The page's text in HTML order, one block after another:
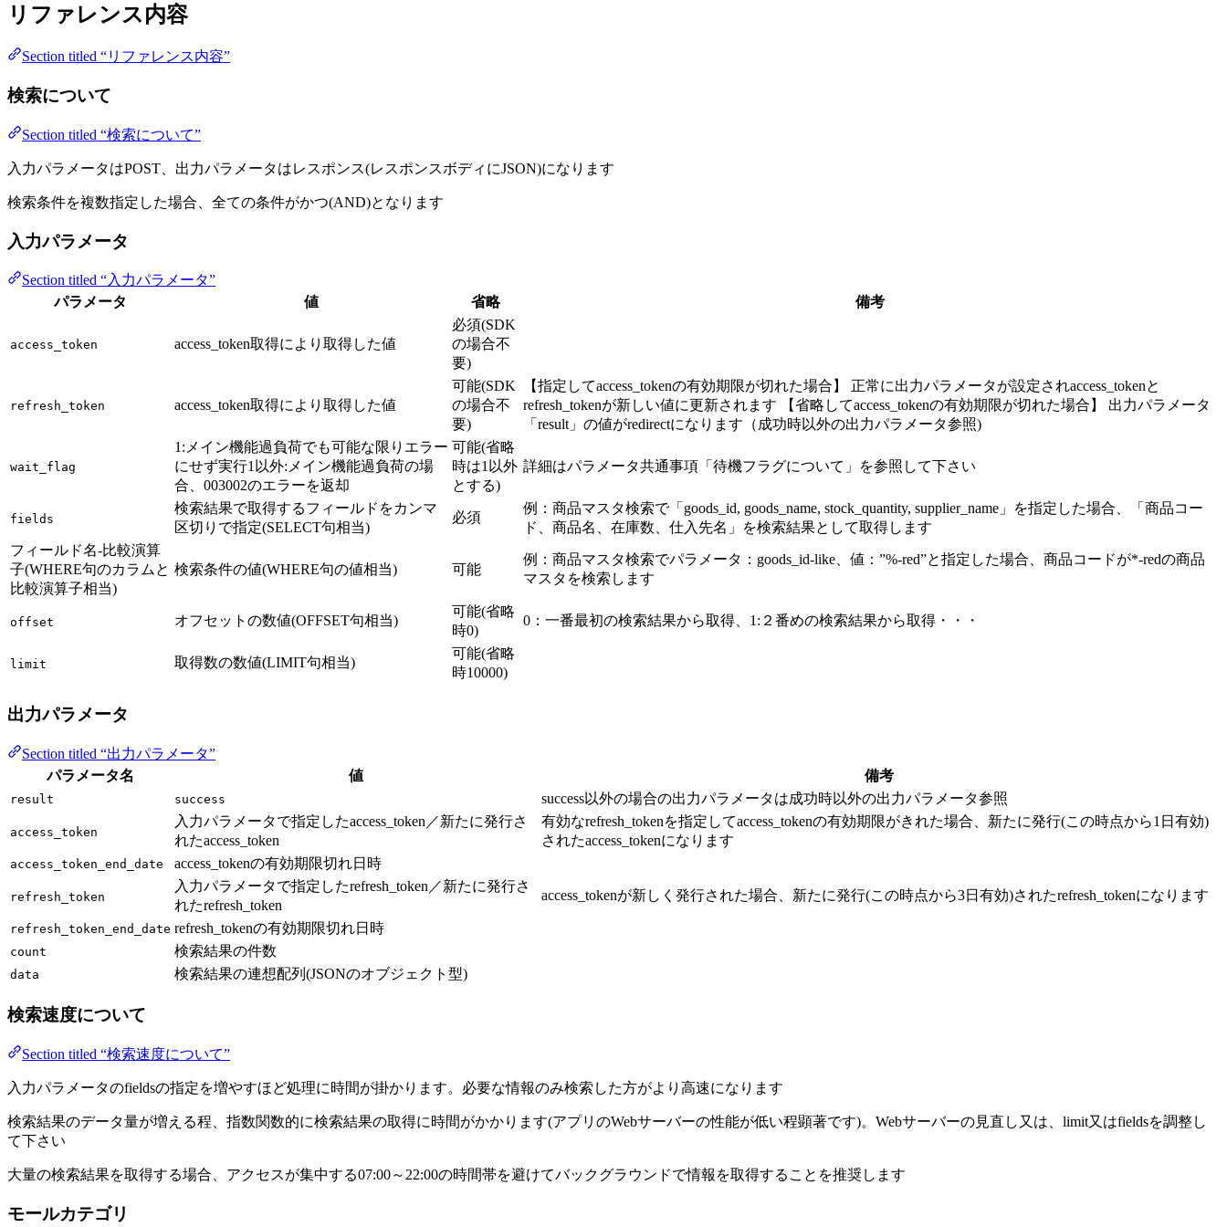
リファレンス内容
Section titled “リファレンス内容”
検索について
Section titled “検索について”
入力パラメータはPOST、出力パラメータはレスポンス(レスポンスボディにJSON)になります
検索条件を複数指定した場合、全ての条件がかつ(AND)となります
入力パラメータ
Section titled “入力パラメータ”
パラメータ
値 省略 備考
access_token access_token取得により取得した値
必須(SDK
の場合不
要)
refresh_token access_token取得により取得した値
可能(SDK
の場合不
要)
【指定してaccess_tokenの有効期限が切れた場合】 正常に出力パラメータが設定されaccess_tokenと
refresh_tokenが新しい値に更新されます 【省略してaccess_tokenの有効期限が切れた場合】 出力パラメータ
「result」の値がredirectになります（成功時以外の出力パラメータ参照)
wait_flag
1:メイン機能過負荷でも可能な限りエラー
にせず実行1以外:メイン機能過負荷の場
合、003002のエラーを返却
可能(省略
時は1以外
とする)
詳細はパラメータ共通事項「待機フラグについて」を参照して下さい
fields
検索結果で取得するフィールドをカンマ
区切りで指定(SELECT句相当)
必須
例：商品マスタ検索で「goods_id, goods_name, stock_quantity, supplier_name」を指定した場合、「商品コー
ド、商品名、在庫数、仕入先名」を検索結果として取得します
フィールド名-比較演算
子(WHERE句のカラムと
比較演算子相当)
検索条件の値(WHERE句の値相当) 可能
例：商品マスタ検索でパラメータ：goods_id-like、値：”%-red”と指定した場合、商品コードが*-redの商品
マスタを検索します
offset オフセットの数値(OFFSET句相当)
可能(省略
時0)
0：一番最初の検索結果から取得、1:２番めの検索結果から取得・・・
limit 取得数の数値(LIMIT句相当)
可能(省略
時10000)
出力パラメータ
Section titled “出力パラメータ”
パラメータ名
値 備考
result success success以外の場合の出力パラメータは成功時以外の出力パラメータ参照
access_token
入力パラメータで指定したaccess_token／新たに発行さ
れたaccess_token
有効なrefresh_tokenを指定してaccess_tokenの有効期限がきれた場合、新たに発行(この時点から1日有効)
されたaccess_tokenになります
access_token_end_date access_tokenの有効期限切れ日時
refresh_token
入力パラメータで指定したrefresh_token／新たに発行さ
れたrefresh_token
access_tokenが新しく発行された場合、新たに発行(この時点から3日有効)されたrefresh_tokenになります
refresh_token_end_date refresh_tokenの有効期限切れ日時
count 検索結果の件数
data 検索結果の連想配列(JSONのオブジェクト型)
検索速度について
Section titled “検索速度について”
入力パラメータのfieldsの指定を増やすほど処理に時間が掛かります。必要な情報のみ検索した方がより高速になります
検索結果のデータ量が増える程、指数関数的に検索結果の取得に時間がかかります(アプリのWebサーバーの性能が低い程顕著です)。Webサーバーの見直し又は、limit又はfieldsを調整し
て下さい
大量の検索結果を取得する場合、アクセスが集中する07:00～22:00の時間帯を避けてバックグラウンドで情報を取得することを推奨します
モールカテゴリ